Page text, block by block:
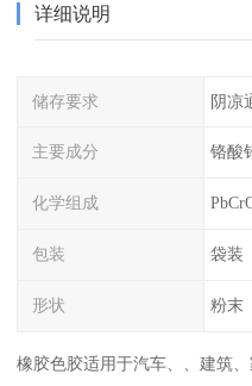
详细说明
储存要求 阴凉
主要成分 铬酸
化学组成
包装 袋装
形状 粉末
橡胶色胶适用于汽车、、建筑